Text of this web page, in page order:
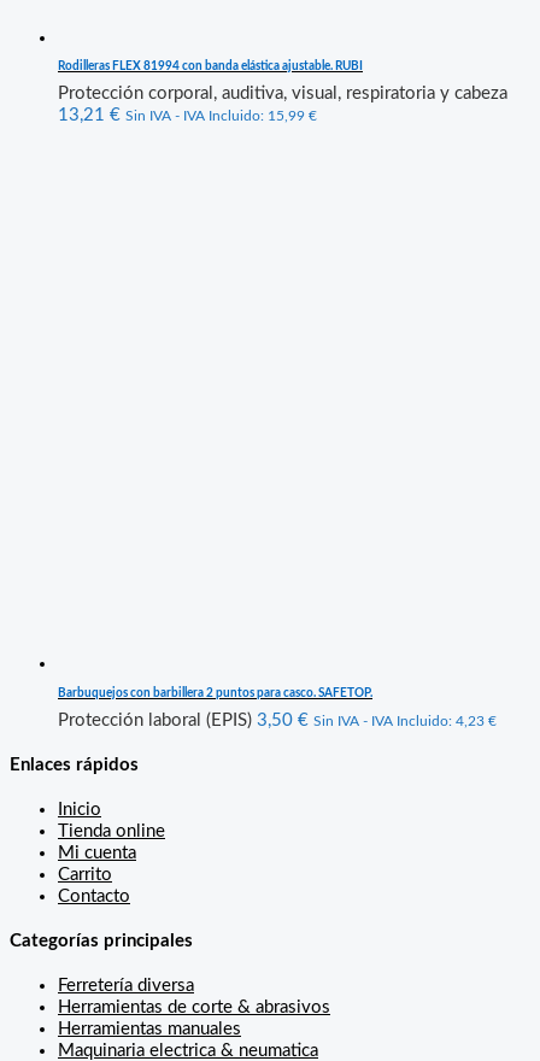
Rodilleras FLEX 81994 con banda elástica ajustable. RUBI
Protección corporal, auditiva, visual, respiratoria y cabeza
13,21 € Sin IVA - IVA Incluido: 15,99 €
Barbuquejos con barbillera 2 puntos para casco. SAFETOP.
Protección laboral (EPIS) 3,50 € Sin IVA - IVA Incluido: 4,23 €
Enlaces rápidos
Inicio
Tienda online
Mi cuenta
Carrito
Contacto
Categorías principales
Ferretería diversa
Herramientas de corte & abrasivos
Herramientas manuales
Maquinaria electrica & neumatica